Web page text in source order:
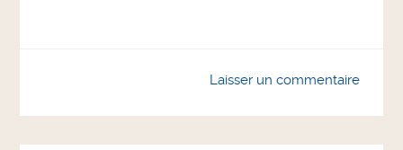
Laisser un commentaire